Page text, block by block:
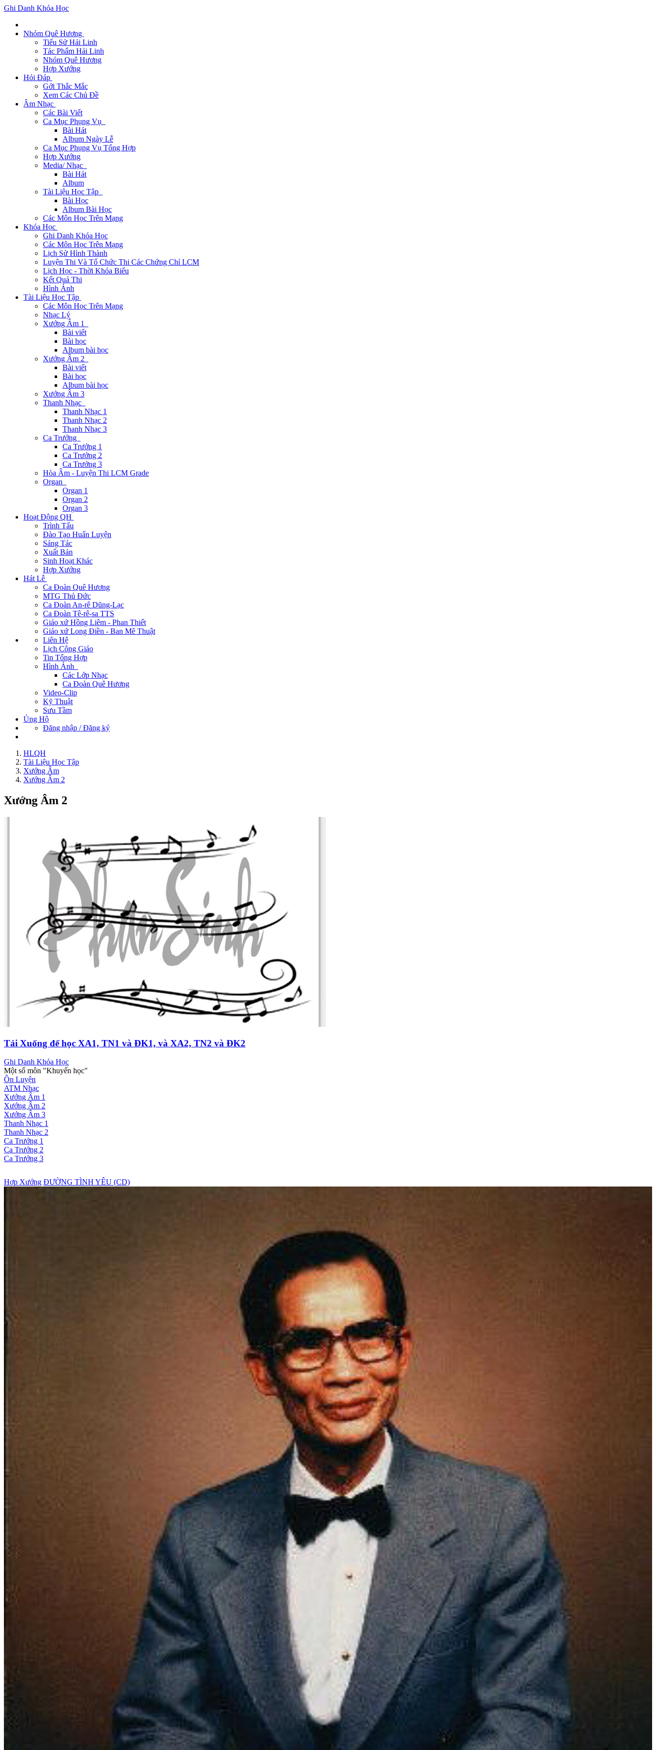
Ghi Danh Khóa Học
Nhóm Quê Hương
Tiểu Sử Hải Linh
Tác Phẩm Hải Linh
Nhóm Quê Hương
Hợp Xướng
Hỏi Đáp
Gởi Thắc Mắc
Xem Các Chủ Đề
Âm Nhạc
Các Bài Viết
Ca Mục Phụng Vụ
Bài Hát
Album Ngày Lễ
Ca Mục Phụng Vụ Tổng Hợp
Hợp Xướng
Media/ Nhạc
Bài Hát
Album
Tài Liệu Học Tập
Bài Học
Album Bài Học
Các Môn Học Trên Mạng
Khóa Học
Ghi Danh Khóa Học
Các Môn Học Trên Mạng
Lịch Sử Hình Thành
Luyện Thi Và Tổ Chức Thi Các Chứng Chỉ LCM
Lịch Học - Thời Khóa Biểu
Kết Quả Thi
Hình Ảnh
Tài Liệu Học Tập
Các Môn Học Trên Mạng
Nhạc Lý
Xướng Âm 1
Bài viết
Bài học
Album bài học
Xướng Âm 2
Bài viết
Bài học
Album bài học
Xướng Âm 3
Thanh Nhạc
Thanh Nhạc 1
Thanh Nhạc 2
Thanh Nhạc 3
Ca Trưởng
Ca Trưởng 1
Ca Trưởng 2
Ca Trưởng 3
Hòa Âm - Luyện Thi LCM Grade
Organ
Organ 1
Organ 2
Organ 3
Hoạt Động QH
Trình Tấu
Đào Tạo Huấn Luyện
Sáng Tác
Xuất Bản
Sinh Hoạt Khác
Hợp Xướng
Hát Lễ
Ca Đoàn Quê Hương
MTG Thủ Đức
Ca Đoàn An-rê Dũng-Lạc
Ca Đoàn Tê-rê-sa TTS
Giáo xứ Hồng Liêm - Phan Thiết
Giáo xứ Long Điền - Ban Mê Thuật
Liên Hệ
Lịch Công Giáo
Tin Tổng Hợp
Hình Ảnh
Các Lớp Nhạc
Ca Đoàn Quê Hương
Video-Clip
Kỹ Thuật
Sưu Tầm
Ủng Hộ
Đăng nhập / Đăng ký
HLQH
Tài Liệu Học Tập
Xướng Âm
Xướng Âm 2
Xướng Âm 2
Tải Xuống để học XA1, TN1 và ĐK1, và XA2, TN2 và ĐK2
Ghi Danh Khóa Học
Một số môn "Khuyến học"
Ôn Luyện
ATM Nhạc
Xướng Âm 1
Xướng Âm 2
Xướng Âm 3
Thanh Nhạc 1
Thanh Nhạc 2
Ca Trưởng 1
Ca Trưởng 2
Ca Trưởng 3
Hợp Xướng ĐƯỜNG TÌNH YÊU (CD)